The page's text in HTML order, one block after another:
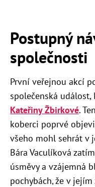
Postupný
společnosti
První veřejnou akcí
společenská
Kateřiny Žbirkové.
koberci poprvé
všeho mohl sehrát v
Bára Vaculíková
úsměvy a vzájemná
pochybách, že v